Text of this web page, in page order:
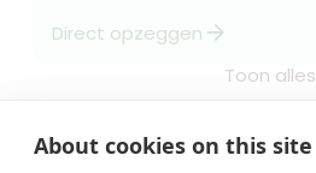
About cookies on this site
Direct opzeggen arrow_forward
Toon alles